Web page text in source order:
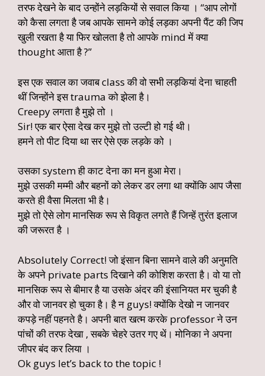
तरफ देखने के बाद उन्होंने लड़कियों से सवाल किया । “आप लोगों
को कैसा लगता है जब आपके सामने कोई लड़का अपनी पैंट की जिप
खुली रखता है या फिर खोलता है तो आपके mind में क्या
thought आता है ?”
इस एक सवाल का जवाब class की वो सभी लड़कियां देना चाहती
थीं जिन्होंने इस trauma को झेला है।
Creepy लगता है मुझे तो ।
Sir! एक बार ऐसा देख कर मुझे तो उल्टी हो गई थी।
हमने तो पीट दिया था सर ऐसे एक लड़के को ।
उसका system ही काट देना का मन हुआ मेरा।
मुझे उसकी मम्मी और बहनों को लेकर डर लगा था क्योंकि आप जैसा
करते ही वैसा मिलता भी है।
मुझे तो ऐसे लोग मानसिक रूप से विकृत लगते हैं जिन्हें तुरंत इलाज
की जरूरत है ।
Absolutely Correct! जो इंसान बिना सामने वाले की अनुमति
के अपने private parts दिखाने की कोशिश करता है। वो या तो
मानसिक रूप से बीमार है या उसके अंदर की इंसानियत मर चुकी है
और वो जानवर हो चुका है। है न guys! क्योंकि देखो न जानवर
कपड़े नहीं पहनते है। अपनी बात खत्म करके professor ने उन
पांचों की तरफ देखा , सबके चेहरे उतर गए थें। मोनिका ने अपना
जीपर बंद कर लिया ।
Ok guys let’s back to the topic !